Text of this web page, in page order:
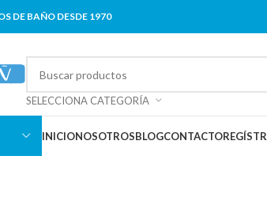
DE BAÑO DESDE 1970
SELECCIONA CATEGORÍA
INICIONOSOTROSBLOGCONTACTO